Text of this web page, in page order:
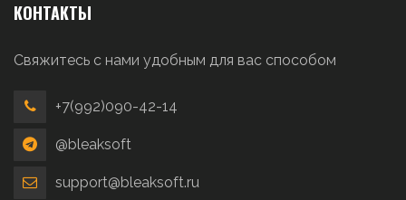
КОНТАКТЫ
Свяжитесь с нами удобным для вас способом
+7(992)090-42-14
@bleaksoft
support@bleaksoft.ru